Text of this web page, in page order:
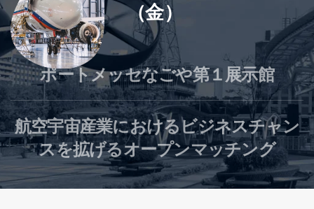
（金）
ポートメッセなごや第１展示館
航空宇宙産業におけるビジネスチャン
スを拡げるオープンマッチング